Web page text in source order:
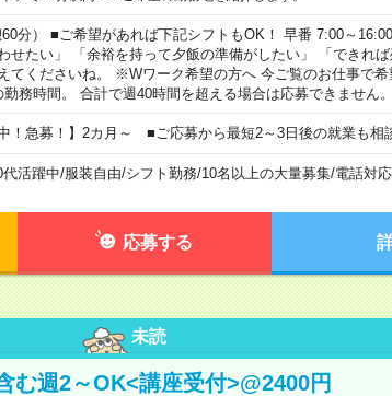
分） ■ご希望があれば下記シフトもOK！ 早番 7:00～
せたい」 「余裕を持って夕飯の準備がしたい」 「できれば
てくださいね。 ※Wワーク希望の方へ 今ご覧のお仕事で希
務時間。 合計で週40時間を超える場合は応募できません。
！急募！】2カ月～ ■ご応募から最短2～3日後の就業も相
活躍中/服装自由/シフト勤務/10名以上の大量募集/電話対
応募する
未読
む週2～OK<講座受付>@2400円